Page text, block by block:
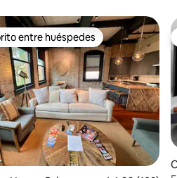
5 de 5, 166 reseñas
entre huéspedes preferido
entre huéspedes